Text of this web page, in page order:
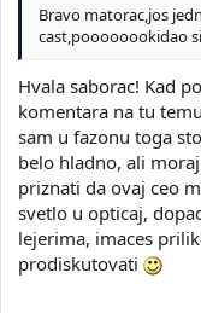
Bravo matorac,jos
cast,poooooookidao
Hvala saborac! Kad
komentara na tu
sam u fazonu toga
belo hladno, ali
priznati da ovaj ceo
svetlo u opticaj,
lejerima, imaces
prodiskutovati